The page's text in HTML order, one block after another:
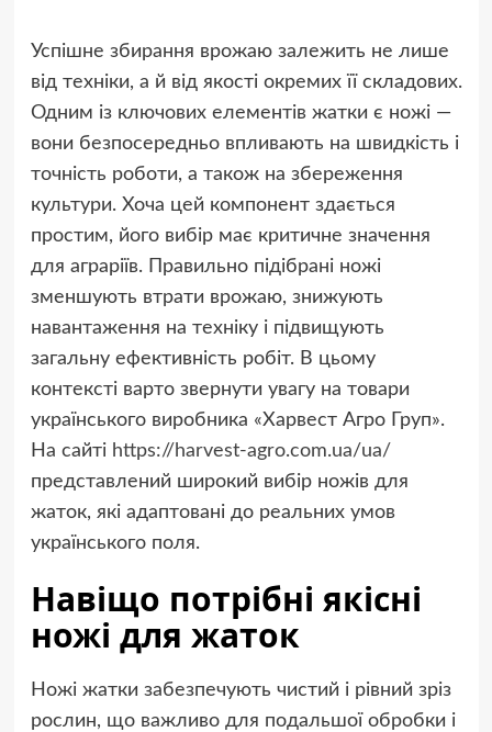
Успішне збирання врожаю залежить не лише
від техніки, а й від якості окремих її складових.
Одним із ключових елементів жатки є ножі —
вони безпосередньо впливають на швидкість і
точність роботи, а також на збереження
культури. Хоча цей компонент здається
простим, його вибір має критичне значення
для аграріїв. Правильно підібрані ножі
зменшують втрати врожаю, знижують
навантаження на техніку і підвищують
загальну ефективність робіт. В цьому
контексті варто звернути увагу на товари
українського виробника «Харвест Агро Груп».
На сайті https://harvest-agro.com.ua/ua/
представлений широкий вибір ножів для
жаток, які адаптовані до реальних умов
українського поля.
Навіщо потрібні якісні
ножі для жаток
Ножі жатки забезпечують чистий і рівний зріз
рослин, що важливо для подальшої обробки і